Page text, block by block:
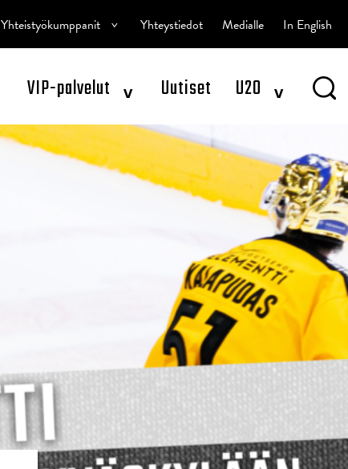
VIP-palvelut ^ Uutiset U20 ^
Yhteistyökumppanit ^ Yhteystiedot Medialle In English